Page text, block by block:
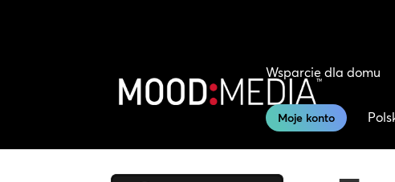
Wsparcie dla domu
Moje konto